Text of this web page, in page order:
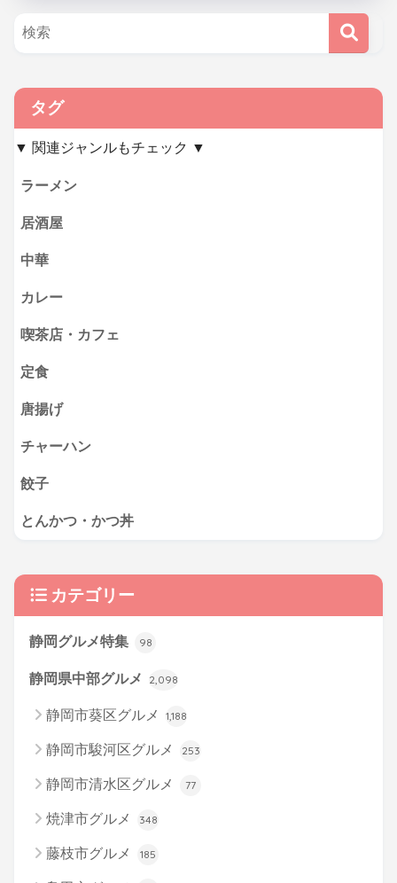
タグ
▼ 関連ジャンルもチェック ▼
ラーメン
居酒屋
中華
カレー
喫茶店・カフェ
定食
唐揚げ
チャーハン
餃子
とんかつ・かつ丼
カテゴリー
静岡グルメ特集 98
静岡県中部グルメ 2,098
静岡市葵区グルメ 1,188
静岡市駿河区グルメ 253
静岡市清水区グルメ 77
焼津市グルメ 348
藤枝市グルメ 185